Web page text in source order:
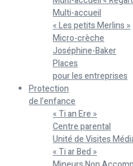
Multi-accueil
« Les petits Merlins »
Micro-crèche
Joséphine-Baker
Places
pour les entreprises
Protection
de l’enfance
« Ti an Ere »
Centre parental
Unité de Visites
« Ti ar Bed »